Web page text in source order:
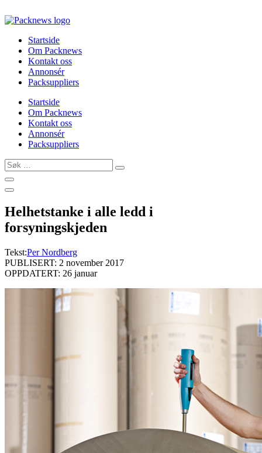
to
Startside
Om Packnews
Kontakt oss
Annonsér
Packsuppliers
Startside
Om Packnews
Kontakt oss
Annonsér
Packsuppliers
Søk
…
Helhetstanke i alle ledd i
forsyningskjeden
Tekst:Per Nordberg
PUBLISERT: 2 november 2017
OPPDATERT: 26 januar